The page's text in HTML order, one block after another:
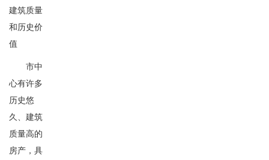
建筑质量
和历史价
值
市中
心有许多
历史悠
久、建筑
质量高的
房产，具